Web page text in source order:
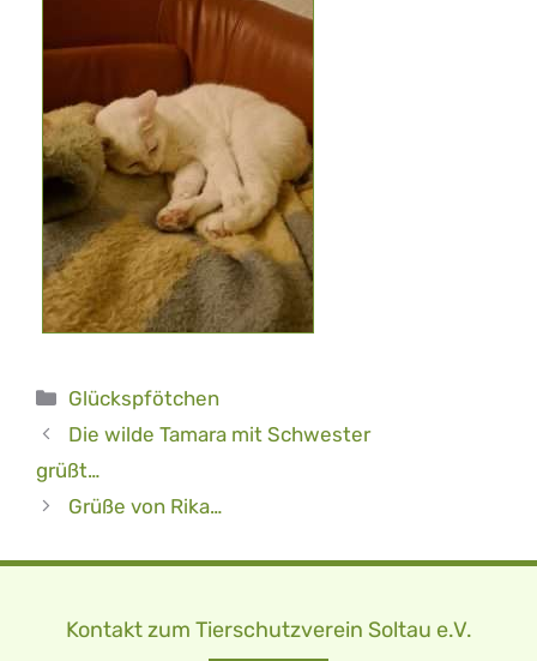
Kategorien
Glückspfötchen
Die wilde Tamara mit Schwester
grüßt…
Grüße von Rika…
Kontakt zum Tierschutzverein Soltau e.V.